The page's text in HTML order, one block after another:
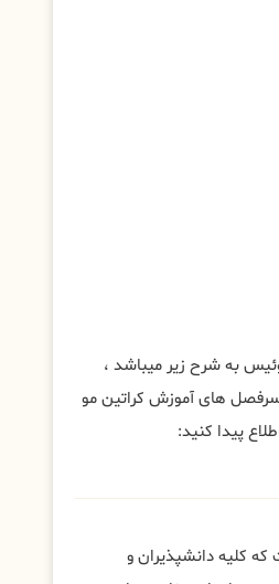
به شرح زیر میباشد ،
سرفصل های آموزش کراتین مو
پیدا کنید:
کلیه دانشپذیران و